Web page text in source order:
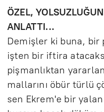
ÖZEL,
ANLATTI...
Demişler ki buna, bir
işten bir iftira
pişmanlıktan
mallarını öbür türlü
sen Ekrem'e bir